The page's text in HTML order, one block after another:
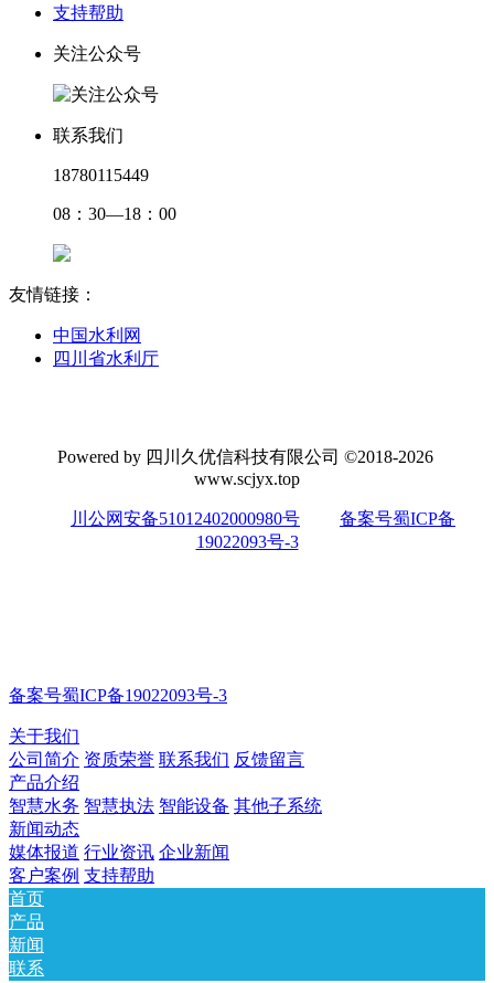
支持帮助
关注公众号
联系我们
18780115449
08：30—18：00
友情链接：
中国水利网
四川省水利厅
Powered by 四川久优信科技有限公司 ©2018-2026
www.scjyx.top
川公网安备51012402000980号
备案号蜀ICP备
19022093号-3
备案号蜀ICP备19022093号-3
关于我们
公司简介 资质荣誉 联系我们 反馈留言
产品介绍
智慧水务 智慧执法 智能设备 其他子系统
新闻动态
媒体报道 行业资讯 企业新闻
客户案例 支持帮助
首页
产品
新闻
联系